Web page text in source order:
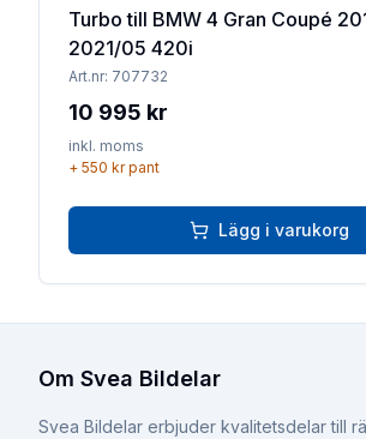
Turbo till BMW 4 Gran Coupé
2021/05 420i
Art.nr: 707732
10 995 kr
inkl. moms
+ 550 krpant
Lägg i varukorg
Om Svea Bildelar
Svea Bildelar erbjuder kvalitetsdelar till